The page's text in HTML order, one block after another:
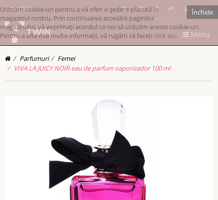
RONRON
Menu
Parfumuri
Femei
VIVA LA JUICY NOIR eau de parfum vaporizador 100 ml
Închide
Utilizăm cookie-uri pentru a vă oferi o ședere plăcută în
magazinul nostru. Prin continuarea accesării paginilor
magazinului, vă exprimați acordul ca noi să utilizăm aceste cookie-uri.
Pentru a afla mai multe informații, vă rugăm să faceți click aici.